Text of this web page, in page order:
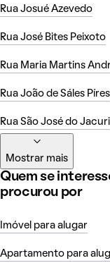
Rua Josué Azevedo
Rua José Bites Peixoto
Rua Maria Martins
Rua João de Sáles Píres
Rua São José do Jacuri
Mostrar mais
Quem se
procurou por
Imóvel para alugar
Apartamento para